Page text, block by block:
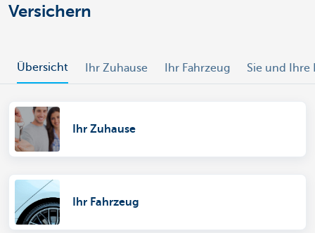
Versichern
Übersicht Ihr Zuhause Ihr Fahrzeug Sie und Ihre
Ihr Zuhause
Ihr Fahrzeug